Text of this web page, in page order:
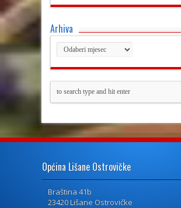
Arhiva
Općina Lišane Ostrovičke
Braština 41b
23420 Lišane Ostrovičke